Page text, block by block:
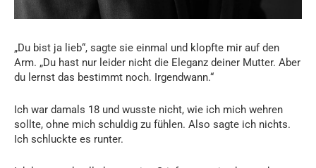
„Du bist ja lieb“, sagte sie einmal und klopfte mir auf den
Arm. „Du hast nur leider nicht die Eleganz deiner Mutter. Aber
du lernst das bestimmt noch. Irgendwann.“
Ich war damals 18 und wusste nicht, wie ich mich wehren
sollte, ohne mich schuldig zu fühlen. Also sagte ich nichts.
Ich schluckte es runter.